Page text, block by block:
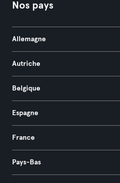
Nos pays
Allemagne
Autriche
Belgique
Espagne
France
Pays-Bas